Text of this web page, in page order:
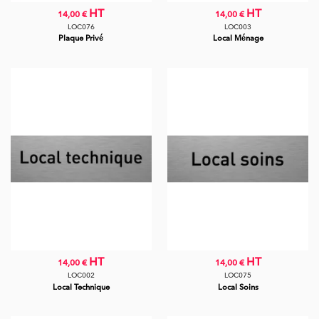
Plaque Privé
LOC076
14,00 € HT
Local Ménage
LOC003
14,00 € HT
Local Technique
LOC002
14,00 € HT
Local Soins
LOC075
14,00 € HT